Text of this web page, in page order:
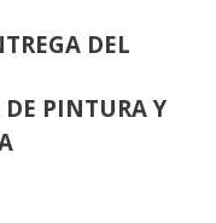
DEL
PINTURA Y